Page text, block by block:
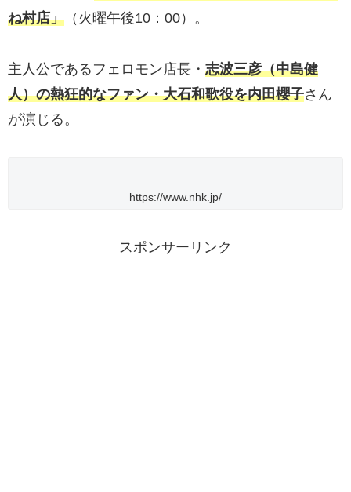
ね村店」 （火曜午後10：00）。
主人公であるフェロモン店長・ 志波三彦（中島健
人）の熱狂的なファン・大石和歌役を内田櫻子さん
が演じる。
https://www.nhk.jp/
スポンサーリンク